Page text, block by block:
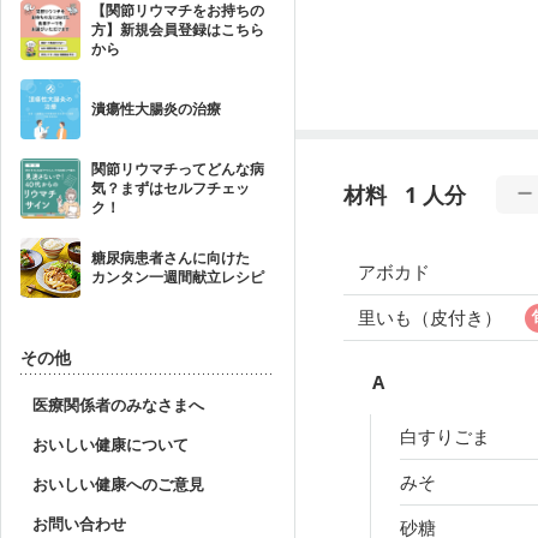
【関節リウマチをお持ちの
方】新規会員登録はこちら
から
潰瘍性大腸炎の治療
関節リウマチってどんな病
気？まずはセルフチェッ
ク！
糖尿病患者さんに向けた
カンタン一週間献立レシピ
その他
医療関係者のみなさまへ
おいしい健康について
おいしい健康へのご意見
お問い合わせ
材料 1 人分
アボカド
里いも（皮付き）
A
白すりごま
みそ
砂糖